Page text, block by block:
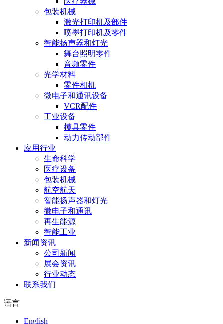
包装机械
激光打印机及部件
喷墨打印机及零件
智能扬声器和灯光
舞台照明零件
音频零件
光学材料
零件相机
微电子和通讯设备
VCR配件
工业设备
模具零件
动力传动部件
应用行业
生命科学
医疗设备
包装机械
航空航天
智能扬声器和灯光
微电子和通讯
再生能源
智能工业
新闻资讯
公司新闻
展会资讯
行业动态
联系我们
语言
English